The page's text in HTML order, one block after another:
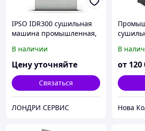
IPSO IDR300 сушильная
машина промышленная,
В наличии
Цену уточняйте
Связаться
ЛОНДРИ СЕРВИС
(США)
В
от 120
Нова